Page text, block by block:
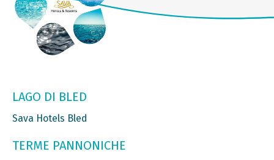
LAGO DI BLED
Sava Hotels Bled
TERME PANNONICHE